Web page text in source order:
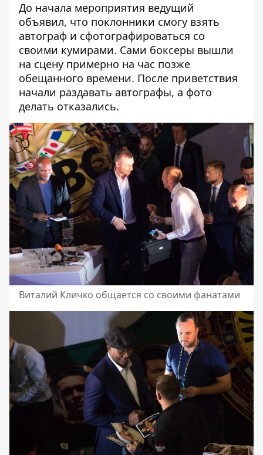
До начала мероприятия ведущий
объявил, что поклонники смогу взять
автограф и сфотографироваться со
своими кумирами. Сами боксеры вышли
на сцену примерно на час позже
обещанного времени. После приветствия
начали раздавать автографы, а фото
делать отказались.
Виталий Кличко общается со своими фанатами